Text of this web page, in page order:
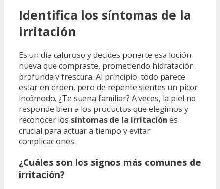
Identifica los síntomas de la
irritación
Es un día caluroso y decides ponerte esa loción
nueva que compraste, prometiendo hidratación
profunda y frescura. Al principio, todo parece
estar en orden, pero de repente sientes un picor
incómodo. ¿Te suena familiar? A veces, la piel no
responde bien a los productos que elegimos y
reconocer los síntomas de la irritación es
crucial para actuar a tiempo y evitar
complicaciones.
¿Cuáles son los signos más comunes de
irritación?